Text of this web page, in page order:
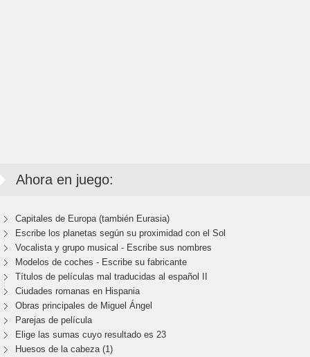
Ahora en juego:
Capitales de Europa (también Eurasia)
Escribe los planetas según su proximidad con el Sol
Vocalista y grupo musical - Escribe sus nombres
Modelos de coches - Escribe su fabricante
Títulos de películas mal traducidas al español II
Ciudades romanas en Hispania
Obras principales de Miguel Ángel
Parejas de película
Elige las sumas cuyo resultado es 23
Huesos de la cabeza (1)